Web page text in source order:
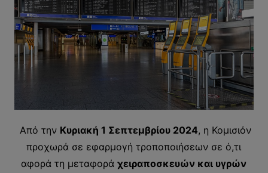
Από την Κυριακή 1 Σεπτεμβρίου 2024, η Κομισιόν
προχωρά σε εφαρμογή τροποποιήσεων σε ό,τι
αφορά τη μεταφοράχειραποσκευών και υγρών